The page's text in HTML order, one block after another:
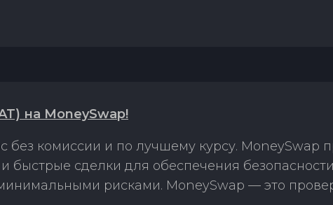
на MoneySwap!
комиссии и по лучшему курсу. MoneySwap
быстрые сделки для обеспечения
рисками. MoneySwap — это